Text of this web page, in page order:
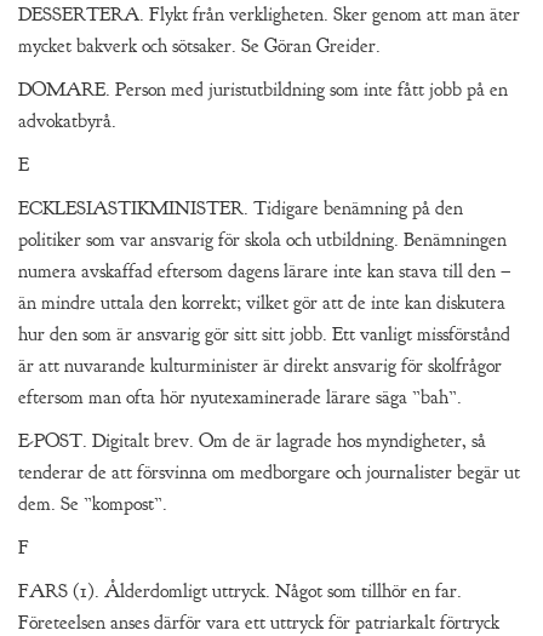
DESSERTERA. Flykt från verkligheten. Sker genom att man äter
mycket bakverk och sötsaker. Se Göran Greider.
DOMARE. Person med juristutbildning som inte fått jobb på en
advokatbyrå.
E
ECKLESIASTIKMINISTER. Tidigare benämning på den
politiker som var ansvarig för skola och utbildning. Benämningen
numera avskaffad eftersom dagens lärare inte kan stava till den –
än mindre uttala den korrekt; vilket gör att de inte kan diskutera
hur den som är ansvarig gör sitt sitt jobb. Ett vanligt missförstånd
är att nuvarande kulturminister är direkt ansvarig för skolfrågor
eftersom man ofta hör nyutexaminerade lärare säga ”bah”.
E-POST. Digitalt brev. Om de är lagrade hos myndigheter, så
tenderar de att försvinna om medborgare och journalister begär ut
dem. Se ”kompost”.
F
FARS (1). Ålderdomligt uttryck. Något som tillhör en far.
Företeelsen anses därför vara ett uttryck för patriarkalt förtryck